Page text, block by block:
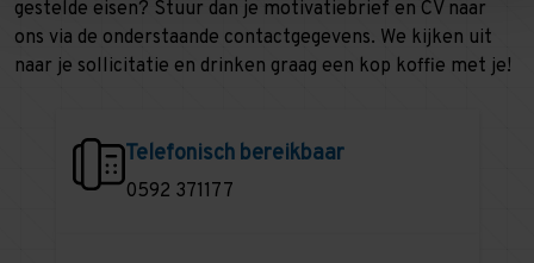
gestelde eisen? Stuur dan je motivatiebrief en CV naar
ons via de onderstaande contactgegevens. We kijken uit
naar je sollicitatie en drinken graag een kop koffie met je!
Telefonisch bereikbaar
0592 371177